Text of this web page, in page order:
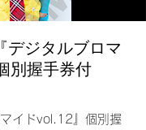
デジタルブロマ
別握手券付
マイドvol.12』個別握